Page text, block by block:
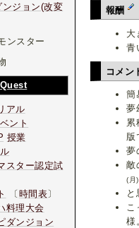
報酬
大
青
コメン
簡
夢
累
版
夢
敵
(月
と
様
ンジョン(改変
ンスター
Quest
アル
ント
授業
スター認定試
〔時間表〕
料理大会
ダンジョン